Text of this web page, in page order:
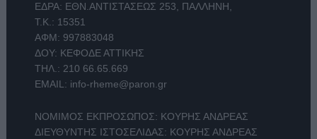
ΕΔΡΑ: ΕΘΝ.ΑΝΤΙΣΤΑΣΕΩΣ 253, ΠΑΛΛΗΝΗ,
Τ.Κ.: 15351
ΑΦΜ: 997883048
ΔΟΥ: ΚΕΦΟΔΕ ΑΤΤΙΚΗΣ
ΤΗΛ.: 210 66.65.669
EMAIL: info-rheme@paron.gr
ΝΟΜΙΜΟΣ ΕΚΠΡΟΣΩΠΟΣ: ΚΟΥΡΗΣ ΑΝΔΡΕΑΣ
ΔΙΕΥΘΥΝΤΗΣ ΙΣΤΟΣΕΛΙΔΑΣ: ΚΟΥΡΗΣ ΑΝΔΡΕΑΣ